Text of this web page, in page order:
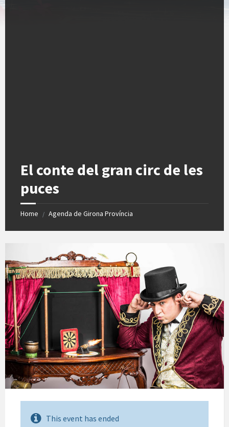
El conte del gran circ de les
puces
Home / Agenda de Girona Província
This event has ended